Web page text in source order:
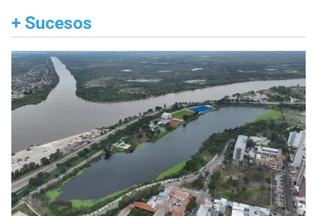
+ Sucesos